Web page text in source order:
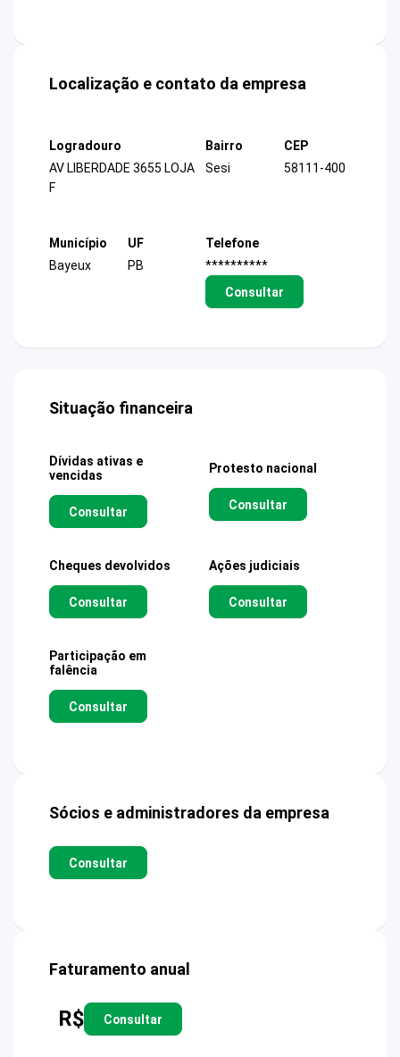
Localização e contato da empresa
Logradouro
AV LIBERDADE 3655 LOJA
F
Bairro
Sesi
CEP
58111-400
Município
Bayeux
UF
PB
Telefone
**********
Consultar
Situação financeira
Dívidas ativas e
vencidas
Consultar
Protesto nacional
Consultar
Cheques devolvidos
Consultar
Ações judiciais
Consultar
Participação em
falência
Consultar
Sócios e administradores da empresa
Consultar
Faturamento anual
R$ Consultar